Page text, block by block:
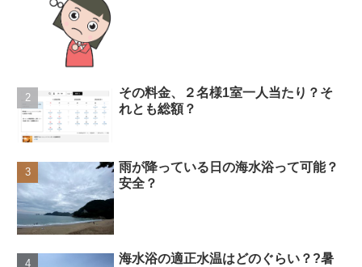
その料金、２名様1室一人当たり？そ
れとも総額？
雨が降っている日の海水浴って可能？
安全？
海水浴の適正水温はどのぐらい？?暑